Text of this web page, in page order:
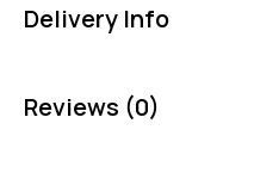
Delivery Info
Reviews (0)